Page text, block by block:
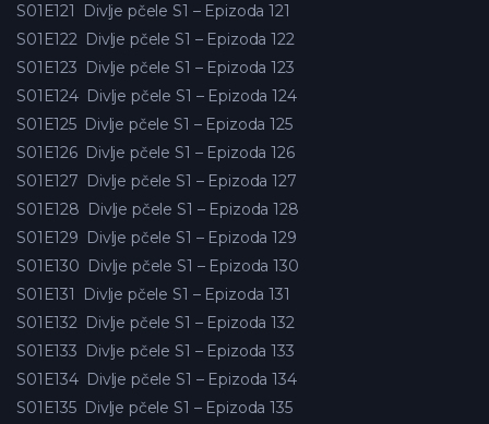
S01E121
Divlje pčele S1 – Epizoda 121
S01E122 Divlje pčele S1 – Epizoda 122
S01E123 Divlje pčele S1 – Epizoda 123
S01E124 Divlje pčele S1 – Epizoda 124
S01E125 Divlje pčele S1 – Epizoda 125
S01E126 Divlje pčele S1 – Epizoda 126
S01E127 Divlje pčele S1 – Epizoda 127
S01E128 Divlje pčele S1 – Epizoda 128
S01E129 Divlje pčele S1 – Epizoda 129
S01E130 Divlje pčele S1 – Epizoda 130
S01E131
Divlje pčele S1 – Epizoda 131
S01E132 Divlje pčele S1 – Epizoda 132
S01E133 Divlje pčele S1 – Epizoda 133
S01E134 Divlje pčele S1 – Epizoda 134
S01E135 Divlje pčele S1 – Epizoda 135